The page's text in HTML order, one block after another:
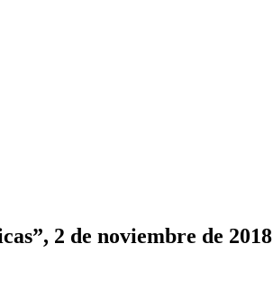
2 de noviembre de 2018